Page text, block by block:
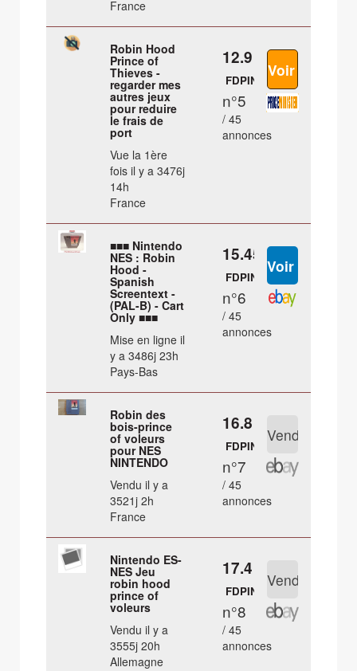
France
Robin Hood
Prince of
Thieves -
regarder mes
autres jeux
pour reduire
le frais de
port
Vue la 1ère
fois il y a 3476j
14h
France
12.9 €
FDPIN
n°5
/ 45
annonces
■■■ Nintendo
NES : Robin
Hood -
Spanish
Screentext -
(PAL-B) - Cart
Only ■■■
Mise en ligne il
y a 3486j 23h
Pays-Bas
15.45 €
FDPIN
n°6
/ 45
annonces
Robin des
bois-prince
of voleurs
pour NES
NINTENDO
Vendu il y a
3521j 2h
France
16.8 €
FDPIN
n°7
/ 45
annonces
Nintendo ES-
NES Jeu
robin hood
prince of
voleurs
Vendu il y a
3555j 20h
Allemagne
17.4 €
FDPIN
n°8
/ 45
annonces